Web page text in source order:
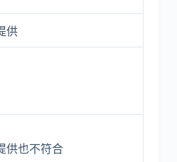
供
供也不符合